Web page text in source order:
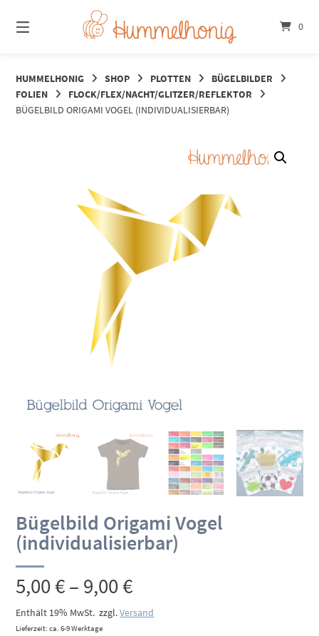
zum
Inhalt
0
HUMMELHONIG SHOP PLOTTEN
BÜGELBILDER
FOLIEN
FLOCK/FLEX/NACHT/GLITZER/REFLEKTOR
BÜGELBILD ORIGAMI VOGEL (INDIVIDUALISIERBAR)
Bügelbild Origami Vogel
(individualisierbar)
5,00€– 9,00€Preisspanne:
5,00 €
Enthält 19% MwSt. zzgl.Versand
Lieferzeit: ca. 6-9 Werktage